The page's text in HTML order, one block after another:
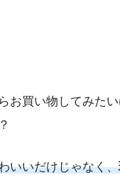
お買い物してみた
いいだけじゃなく、